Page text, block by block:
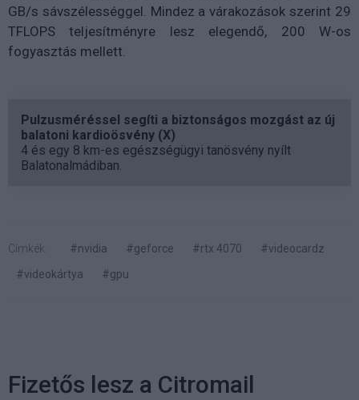
GB/s sávszélességgel. Mindez a várakozások szerint 29
TFLOPS teljesítményre lesz elegendő, 200 W-os
fogyasztás mellett.
Pulzusméréssel segíti a biztonságos mozgást az új
balatoni kardioösvény (X)
4 és egy 8 km-es egészségügyi tanösvény nyílt
Balatonalmádiban.
Címkék: #nvidia #geforce #rtx 4070
#videocardz
#videokártya
#gpu
Fizetős lesz a Citromail